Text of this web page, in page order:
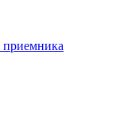
приемника